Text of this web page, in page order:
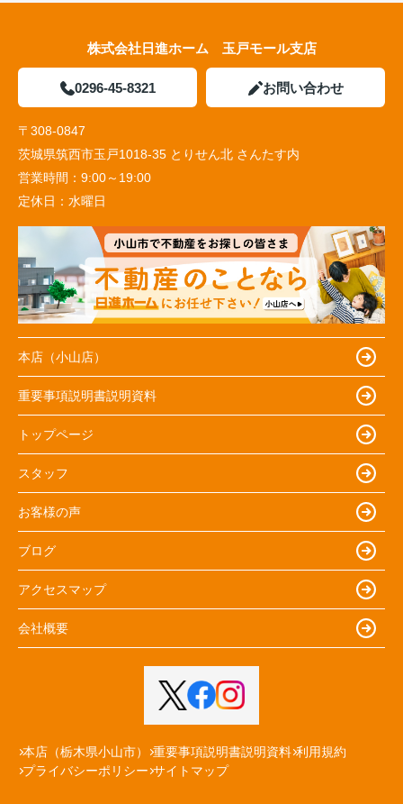
株式会社日進ホーム 玉戸モール支店
0296-45-8321 お問い合わせ
〒308-0847
茨城県筑西市玉戸1018-35 とりせん北 さんたす内
営業時間： 9:00～19:00
定休日： 水曜日
本店（小山店）
重要事項説明書説明資料
トップページ
スタッフ
お客様の声
ブログ
アクセスマップ
会社概要
本店（栃木県小山市） 重要事項説明書説明資料 利用規約
プライバシーポリシー サイトマップ